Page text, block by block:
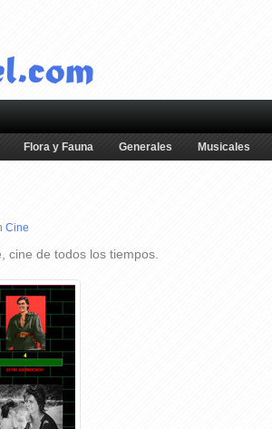
Flora y Fauna Generales Musicales
Cine
cine de todos los tiempos.